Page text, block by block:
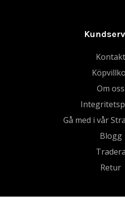
Kontakt
Om oss
Gå med i vår
Blogg
Tradera
Retur